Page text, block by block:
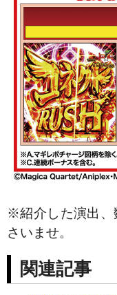
※紹介した演出、
さいませ。
関連記事